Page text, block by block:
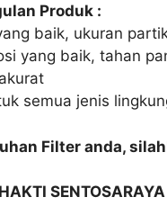
Produk :
baik, ukuran
yang baik, tahan
semua jenis
Filter anda,
SENTOSARAYA